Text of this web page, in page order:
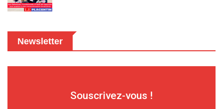
Newsletter
Souscrivez-vous !